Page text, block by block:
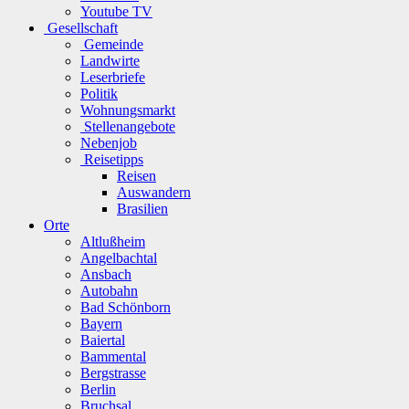
Youtube TV
Gesellschaft
Gemeinde
Landwirte
Leserbriefe
Politik
Wohnungsmarkt
Stellenangebote
Nebenjob
Reisetipps
Reisen
Auswandern
Brasilien
Orte
Altlußheim
Angelbachtal
Ansbach
Autobahn
Bad Schönborn
Bayern
Baiertal
Bammental
Bergstrasse
Berlin
Bruchsal